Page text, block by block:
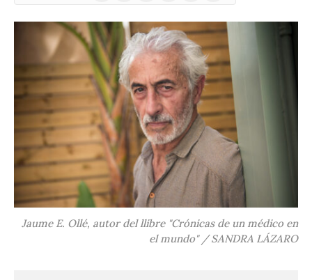
Jaume E. Ollé, autor del llibre "Crónicas de un médico en
el mundo" / SANDRA LÁZARO